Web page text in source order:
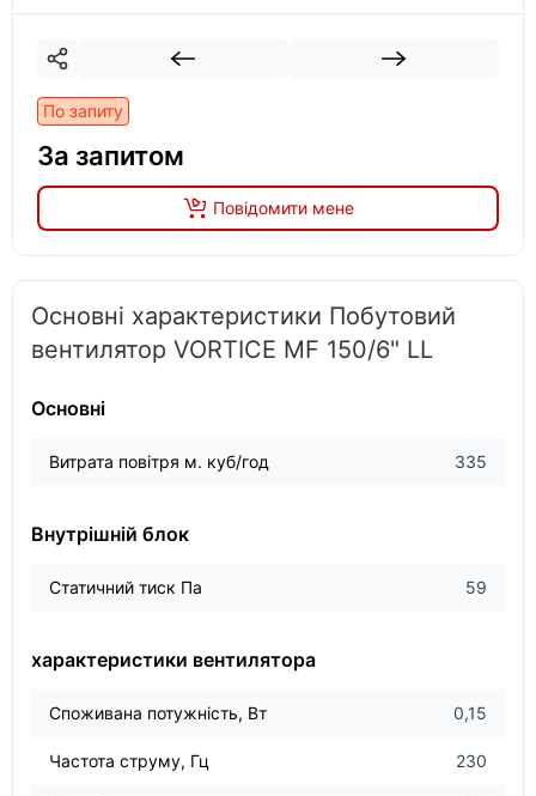
По запиту
За запитом
Повідомити мене
Основні характеристики Побутовий
вентилятор VORTICE MF 150/6" LL
Основні
Витрата повітря м. куб/год 335
Внутрішній блок
Статичний тиск Па 59
характеристики вентилятора
Споживана потужність, Вт 0,15
Частота струму, Гц 230